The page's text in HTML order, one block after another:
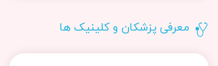
معرفی پزشکان و کلینیک ها